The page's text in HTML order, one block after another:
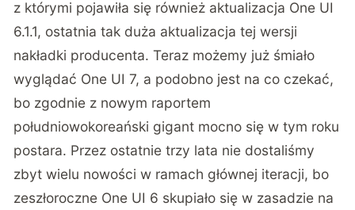
z którymi pojawiła się również aktualizacja One UI
6.1.1, ostatnia tak duża aktualizacja tej wersji
nakładki producenta. Teraz możemy już śmiało
wyglądać One UI 7, a podobno jest na co czekać,
bo zgodnie z nowym raportem
południowokoreański gigant mocno się w tym roku
postara. Przez ostatnie trzy lata nie dostaliśmy
zbyt wielu nowości w ramach głównej iteracji, bo
zeszłoroczne One UI 6 skupiało się w zasadzie na